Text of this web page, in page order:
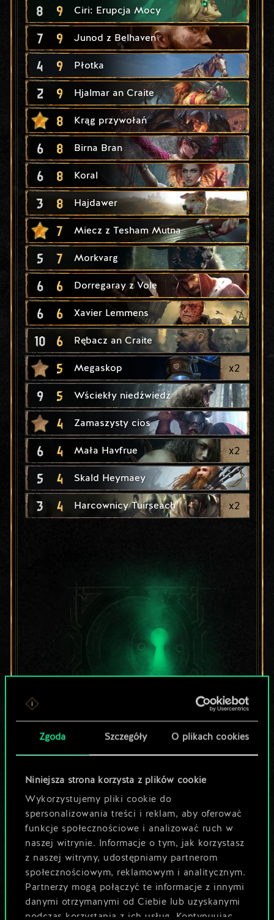
Zgoda Szczegóły O plikach cookies
Niniejsza strona korzysta z plików cookie
Wykorzystujemy pliki cookie do
spersonalizowania treści i reklam, aby oferować
funkcje społecznościowe i analizować ruch w
naszej witrynie. Informacje o tym, jak korzystasz
z naszej witryny, udostępniamy partnerom
społecznościowym, reklamowym i analitycznym.
Partnerzy mogą połączyć te informacje z innymi
danymi otrzymanymi od Ciebie lub uzyskanymi
podczas korzystania z ich usług. Kontynuując
8 9 Ciri: Erupcja Mocy
7 9 Junod z Belhaven
4 9 Płotka
2 9 Hjalmar an Craite
8 Krąg przywołań
6 8 Birna Bran
6 8 Koral
3 8 Hajdawer
7 Miecz z Tesham Mutna
5 7 Morkvarg
6 6 Dorregaray z Vole
6 6 Xavier Lemmens
10 6 Rębacz an Craite
5 Megaskop x2
9 5 Wściekły niedźwiedź
4 Zamaszysty cios
6 4 Mała Havfrue x2
5 4 Skald Heymaey
3 4 Harcownicy Tuirseach x2
Lubisz grać tą talią?
Pomóż społeczności
odkryć jej
potencjał!
Nazwij talię i opisz swoją strategię